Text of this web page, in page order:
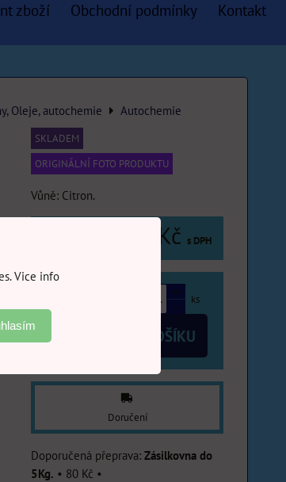
zboží Obchodní podmínky Kontakt
Oleje, autochemie Autochemie
SKLADEM
ORIGINÁLNÍ FOTO PRODUKTU
Vůně: Citron.
119 Kč s DPH
ks
DO KOŠÍKU
Doručení
Zásilkovna do
5Kg. • 80 Kč •
Vice info